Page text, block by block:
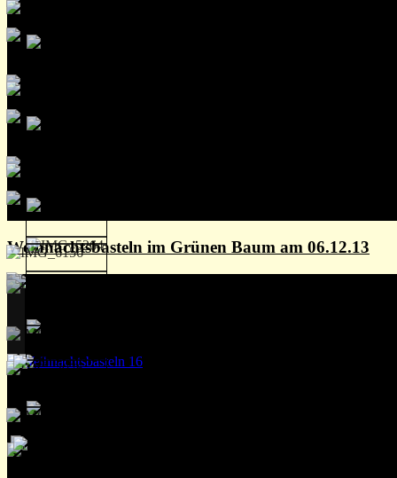
Weihnachtsbasteln im Grünen Baum am 06.12.13